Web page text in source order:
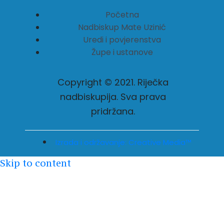
Početna
Nadbiskup Mate Uzinić
Uredi i povjerenstva
Župe i ustanove
Copyright © 2021. Riječka
nadbiskupija. Sva prava
pridržana.
Izrada i održavanje: Creative Media™
Skip to content